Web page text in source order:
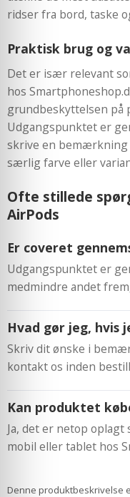
ridser fra bord, taske
Praktisk brug og
Det er især relevant
hos
grundbeskyttelsen på
Udgangspunktet er
skrive en bemærkning
særlig farve eller
Ofte stillede
AirPods
Er coveret
Udgangspunktet er
medmindre andet
Hvad gør jeg, hvis
Skriv dit ønske i
kontakt os inden
Kan produktet
Ja, det er netop
mobil eller tablet hos
Denne produktbeskrivelse